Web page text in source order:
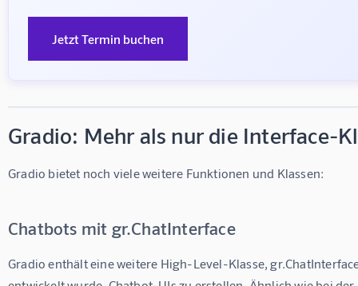
Jetzt Termin buchen
Gradio: Mehr als nur die Interface-
Gradio bietet noch viele weitere Funktionen und Klassen:
Chatbots mit gr.ChatInterface
Gradio enthält eine weitere High-Level-Klasse,